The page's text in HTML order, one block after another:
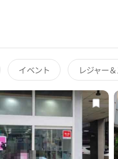
イベント レジャー